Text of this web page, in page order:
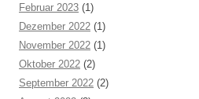
Februar 2023 (1)
Dezember 2022 (1)
November 2022 (1)
Oktober 2022 (2)
September 2022 (2)